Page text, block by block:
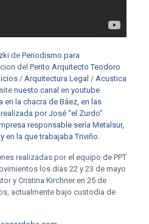
de Periodismo para
del Perito Arquitecto Teodoro
/ Arquitectura Legal / Acustica
nuesto canal en youtube
la chacra de Báez, en las
por José “el Zurdo”
responsable sería Metalsur,
en la que trabajaba Triviño.
realizadas por el equipo de PPT
los días 22 y 23 de mayo
y Cristina Kirchner en 25 de
actualmente bajo custodia de